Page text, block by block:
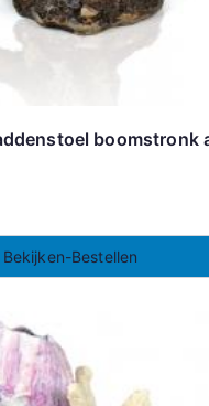
boomstronk
Bekijken-Bestellen